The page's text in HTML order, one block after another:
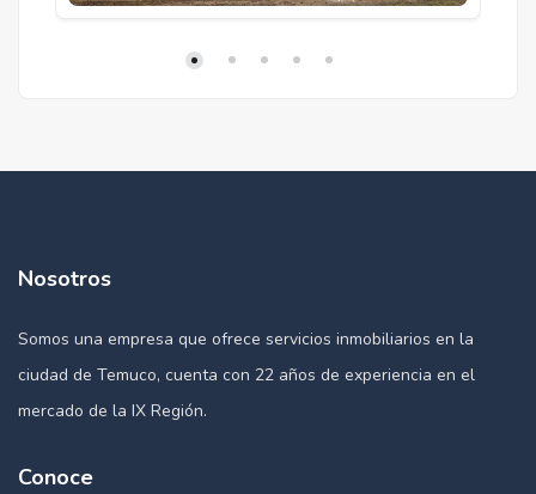
Nosotros
Somos una empresa que ofrece servicios inmobiliarios en la
ciudad de Temuco, cuenta con 22 años de experiencia en el
mercado de la IX Región.
Conoce